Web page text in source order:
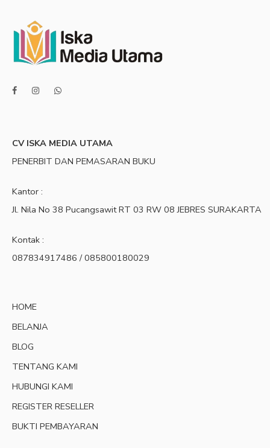
CV ISKA MEDIA UTAMA
PENERBIT DAN PEMASARAN BUKU
Kantor :
Jl. Nila No 38 Pucangsawit RT 03 RW 08 JEBRES SURAKARTA
Kontak :
087834917486 / 085800180029
HOME
BELANJA
BLOG
TENTANG KAMI
HUBUNGI KAMI
REGISTER RESELLER
BUKTI PEMBAYARAN